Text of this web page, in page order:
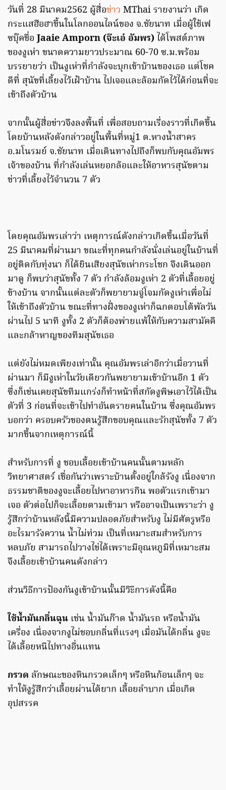
วันที่ 28 มีนาคม2562 ผู้สื่อข่าว MThai รายงานว่า เกิด
กระแสฮือฮาขึ้นในโลกออนไลน์ของ จ.ชัยนาท เมื่อผู้ใช้เฟ
ซบุ๊คชื่อ Jaaie Amporn (จ๊ะเอ๋ อัมพร) ได้โพสต์ภาพ
ของงูเห่า ขนาดความยาวประมาณ 60-70 ซ.ม.พร้อม
บรรยายว่า เป็นงูเห่าที่กำลังจะบุกเข้าบ้านของเธอ แต่โชค
ดีที่ สุนัขที่เลี้ยงไว้เฝ้าบ้าน ไปเจอและล้อมกัดไว้ได้ก่อนที่จะ
เข้าถึงตัวบ้าน
จากนั้นผู้สื่อข่าวจึงลงพื้นที่ เพื่อสอบถามเรื่องราวที่เกิดขึ้น
โดยบ้านหลังดังกล่าวอยู่ในพื้นที่หมู่1 ต.หางน้ำสาคร
อ.มโนรมย์ จ.ชัยนาท เมื่อเดินทางไปถึงก็พบกับคุณอัมพร
เจ้าของบ้าน ที่กำลังเล่นหยอกล้อและให้อาหารสุนัขตาม
ข่าวที่เลี้ยงไว้จำนวน 7 ตัว
โดยคุณอัมพรเล่าว่า เหตุการณ์ดังกล่าวเกิดขึ้นเมื่อวันที่
25 มีนาคมที่ผ่านมา ขณะที่ทุกคนกำลังนั่งเล่นอยู่ในบ้านที่
อยู่ติดกับทุ่งนา ก็ได้ยินเสียงสุนัขเห่ากระโชก จึงเดินออก
มาดู ก็พบว่าสุนัขทั้ง 7 ตัว กำลังล้อมงูเห่า 2 ตัวที่เลื้อยอยู่
ข้างบ้าน จากนั้นแต่ละตัวก็พยายามจู่โจมกัดงูเห่าเพื่อไม่
ให้เข้าถึงตัวบ้าน ขณะที่ทางฝั่งของงูเห่าก็ฉกตอบโต้พัลวัน
ผ่านไป 5 นาที งูทั้ง 2 ตัวก็ต้องพ่ายแพ้ให้กับความสามัคคี
และกล้าหาญของทีมสุนัขเธอ
แต่ยังไม่หมดเพียงเท่านั้น คุณอัมพรเล่าอีกว่าเมื่อวานที่
ผ่านมา ก็มีงูเห่าในวัยเดียวกันพยายามเข้าบ้านอีก 1 ตัว
ซึ่งก็เช่นเคยสุนัขทีมแกร่งก็ทำหน้าที่สกัดงูพิษเอาไว้ได้เป็น
ตัวที่ 3 ก่อนที่จะเข้าไปทำอันตรายคนในบ้าน ซึ่งคุณอัมพร
บอกว่า ครอบครัวของตนรู้สึกขอบคุณและรักสุนัขทั้ง 7 ตัว
มากขึ้นจากเหตุการณ์นี้
สำหรับการที่ งู ชอบเลื้อยเข้าบ้านคนนั้นตามหลัก
วิทยาศาสตร์ เชื่อกันว่าเพราะบ้านตั้งอยู่ใกล้รังงู เนื่องจาก
ธรรมชาติของงูจะเลื้อยไปหาอาหารกิน พอตัวแรกเข้ามา
เจอ ตัวต่อไปก็จะเลื้อยตามเข้ามา หรืออาจเป็นเพราะว่า งู
รู้สึกว่าบ้านหลังนี้มีความปลอดภัยสำหรับงู ไม่มีศัตรูหรือ
อะไรมารังควาน น้ำไม่ท่วม เป็นที่เหมาะสมสำหรับการ
หลบภัย สามารถไปวางไข่ได้เพราะมีอุณหภูมิที่เหมาะสม
จึงเลื้อยเข้าบ้านคนดังกล่าว
ส่วนวิธีการป้องกันงูเข้าบ้านนั้นมีวิะีการดังนี้คือ
ใช้น้ำมันกลิ่นฉุน เช่น น้ำมันก๊าด น้ำมันรถ หรือน้ำมัน
เครื่อง เนื่องจากงูไม่ชอบกลิ่นที่แรงๆ เมื่อมันได้กลิ่น งูจะ
ได้เลื้อยหนีไปทางอื่นแทน
กรวด ลักษณะของหินกรวดเล็กๆ หรือหินก้อนเล็กๆ จะ
ทำให้งูรู้สึกว่าเลื้อยผ่านได้ยาก เลื้อยลำบาก เมื่อเกิด
อุปสรรค